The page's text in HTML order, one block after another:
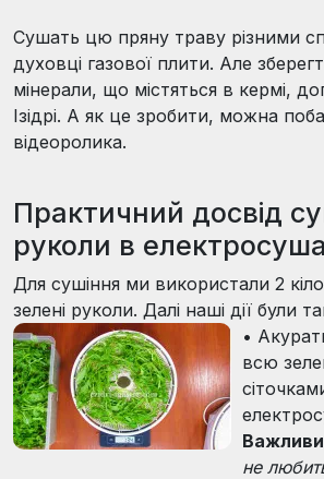
Сушать цю пряну траву різними
духовці газової плити. Але
мінерали, що містяться в кермі,
Ізідрі. А як це зробити, можна
відеоролика.
Практичний досвід
руколи в
Для сушіння ми використали 2
зелені руколи. Далі наші дії були
•
всю
не